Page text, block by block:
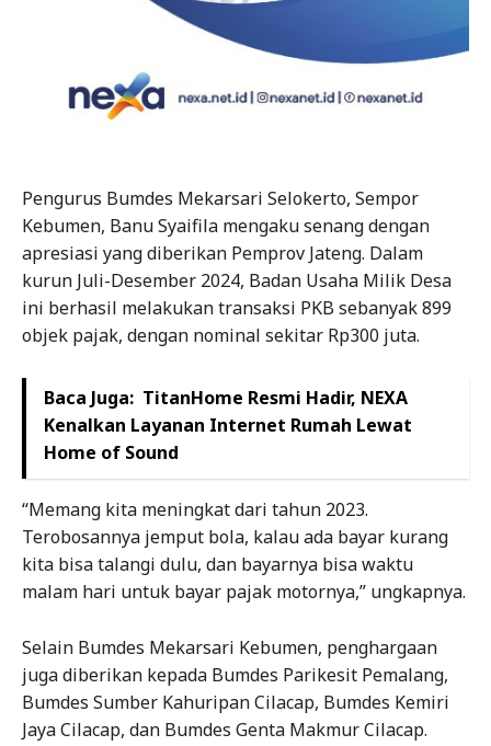
Pengurus Bumdes Mekarsari Selokerto, Sempor
Kebumen, Banu Syaifila mengaku senang dengan
apresiasi yang diberikan Pemprov Jateng. Dalam
kurun Juli-Desember 2024, Badan Usaha Milik Desa
ini berhasil melakukan transaksi PKB sebanyak 899
objek pajak, dengan nominal sekitar Rp300 juta.
Baca Juga: TitanHome Resmi Hadir, NEXA
Kenalkan Layanan Internet Rumah Lewat
Home of Sound
“Memang kita meningkat dari tahun 2023.
Terobosannya jemput bola, kalau ada bayar kurang
kita bisa talangi dulu, dan bayarnya bisa waktu
malam hari untuk bayar pajak motornya,” ungkapnya.
Selain Bumdes Mekarsari Kebumen, penghargaan
juga diberikan kepada Bumdes Parikesit Pemalang,
Bumdes Sumber Kahuripan Cilacap, Bumdes Kemiri
Jaya Cilacap, dan Bumdes Genta Makmur Cilacap.